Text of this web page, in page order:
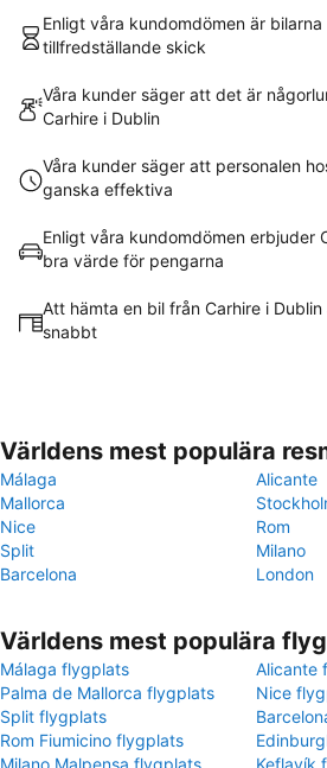
Enligt våra kundomdömen är
tillfredställande skick
Våra kunder säger att det är
Carhire i Dublin
Våra kunder säger att personalen
ganska effektiva
Enligt våra kundomdömen erbjuder
bra värde för pengarna
Att hämta en bil från Carhire i
snabbt
Världens mest populära
Málaga
Alicante
Mallorca
Nice
Rom
Split
Milano
Barcelona
London
Världens mest populära
Málaga flygplats
Alicante
Palma de Mallorca flygplats
Nice
Split flygplats
Rom Fiumicino flygplats
Milano Malpensa flygplats
Keflavík